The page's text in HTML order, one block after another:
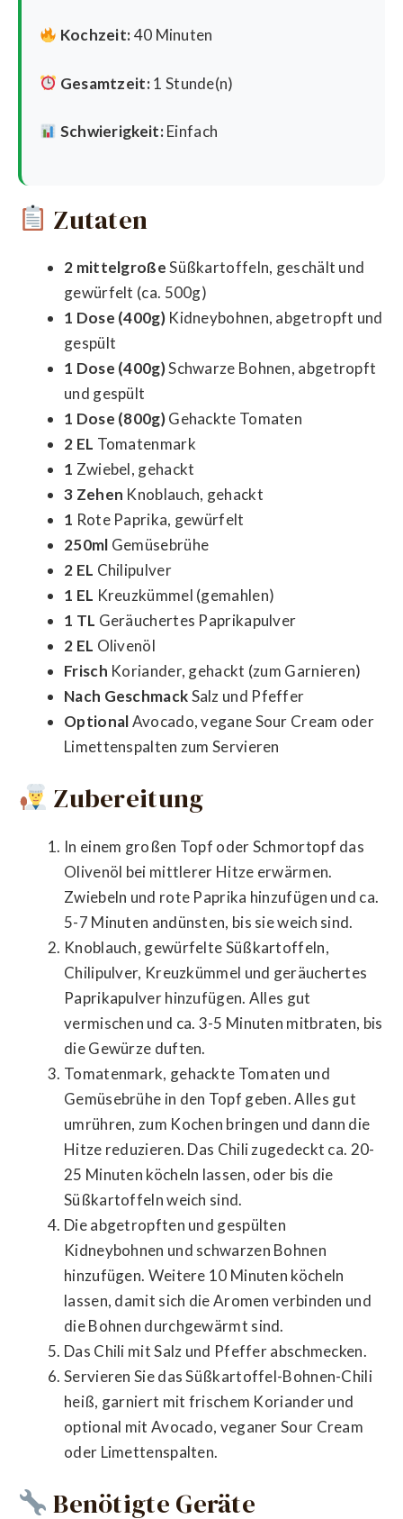
Kochzeit:40 Minuten
Gesamtzeit:1 Stunde(n)
Schwierigkeit:Einfach
Zutaten
2 mittelgroßeSüßkartoffeln, geschält und
gewürfelt (ca. 500g)
1 Dose (400g)Kidneybohnen, abgetropft und
gespült
1 Dose (400g)Schwarze Bohnen, abgetropft
und gespült
1 Dose (800g)Gehackte Tomaten
2 EL Tomatenmark
1 Zwiebel, gehackt
3 Zehen Knoblauch, gehackt
1 Rote Paprika, gewürfelt
250ml Gemüsebrühe
2 EL Chilipulver
1 EL Kreuzkümmel (gemahlen)
1 TL Geräuchertes Paprikapulver
2 EL Olivenöl
Frisch Koriander, gehackt (zum Garnieren)
Nach GeschmackSalz und Pfeffer
OptionalAvocado, vegane Sour Cream oder
Limettenspalten zum Servieren
Zubereitung
In einem großen Topf oder Schmortopf das
Olivenöl bei mittlerer Hitze erwärmen.
Zwiebeln und rote Paprika hinzufügen und ca.
5-7 Minuten andünsten, bis sie weich sind.
Knoblauch, gewürfelte Süßkartoffeln,
Chilipulver, Kreuzkümmel und geräuchertes
Paprikapulver hinzufügen. Alles gut
vermischen und ca. 3-5 Minuten mitbraten, bis
die Gewürze duften.
Tomatenmark, gehackte Tomaten und
Gemüsebrühe in den Topf geben. Alles gut
umrühren, zum Kochen bringen und dann die
Hitze reduzieren. Das Chili zugedeckt ca. 20-
25 Minuten köcheln lassen, oder bis die
Süßkartoffeln weich sind.
Die abgetropften und gespülten
Kidneybohnen und schwarzen Bohnen
hinzufügen. Weitere 10 Minuten köcheln
lassen, damit sich die Aromen verbinden und
die Bohnen durchgewärmt sind.
Das Chili mit Salz und Pfeffer abschmecken.
Servieren Sie das Süßkartoffel-Bohnen-Chili
heiß, garniert mit frischem Koriander und
optional mit Avocado, veganer Sour Cream
oder Limettenspalten.
Benötigte Geräte